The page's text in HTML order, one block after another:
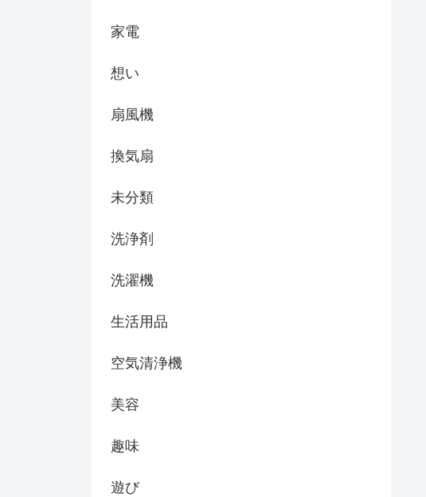
家電
想い
扇風機
換気扇
未分類
洗浄剤
洗濯機
生活用品
空気清浄機
美容
趣味
遊び